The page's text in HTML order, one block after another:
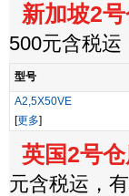
新加坡2
500元含税
型号
A2,5X50VE
[更多]
英国2号
元含税运，